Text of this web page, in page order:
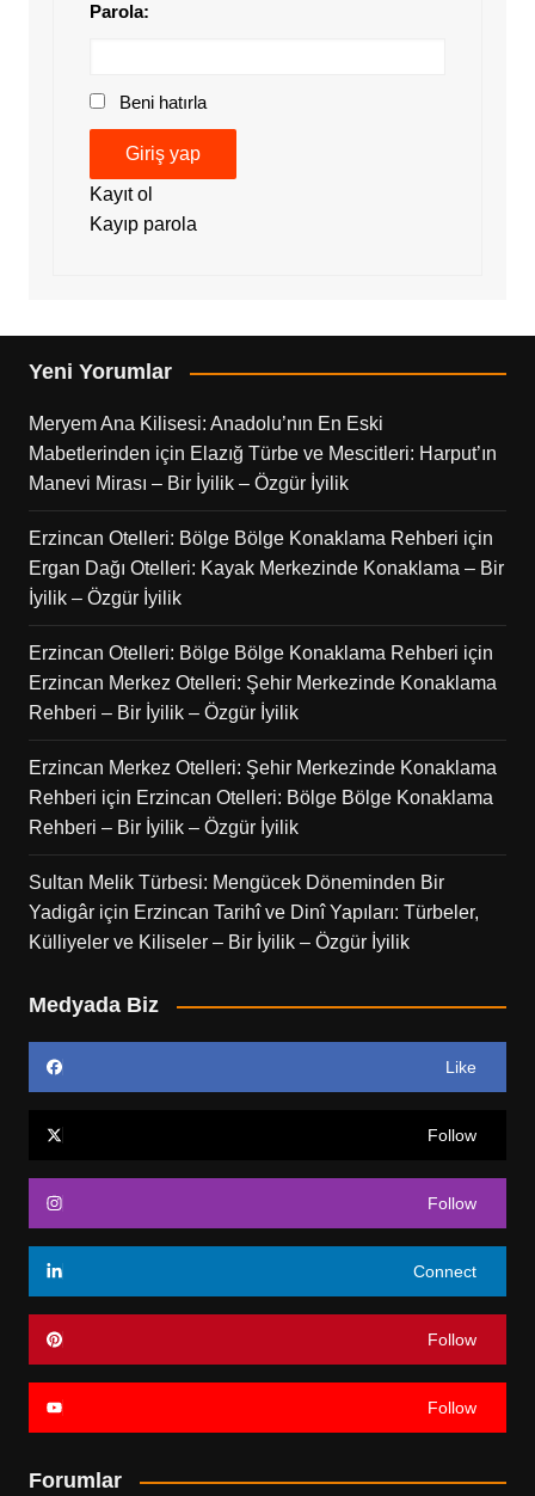
Parola:
Beni hatırla
Giriş yap
Kayıt ol
Kayıp parola
Yeni Yorumlar
Meryem Ana Kilisesi: Anadolu’nın En Eski
Mabetlerinden için Elazığ Türbe ve Mescitleri: Harput’ın
Manevi Mirası – Bir İyilik – Özgür İyilik
Erzincan Otelleri: Bölge Bölge Konaklama Rehberi için
Ergan Dağı Otelleri: Kayak Merkezinde Konaklama – Bir
İyilik – Özgür İyilik
Erzincan Otelleri: Bölge Bölge Konaklama Rehberi için
Erzincan Merkez Otelleri: Şehir Merkezinde Konaklama
Rehberi – Bir İyilik – Özgür İyilik
Erzincan Merkez Otelleri: Şehir Merkezinde Konaklama
Rehberi için Erzincan Otelleri: Bölge Bölge Konaklama
Rehberi – Bir İyilik – Özgür İyilik
Sultan Melik Türbesi: Mengücek Döneminden Bir
Yadigâriçin Erzincan Tarihî ve Dinî Yapıları: Türbeler,
Külliyeler ve Kiliseler – Bir İyilik – Özgür İyilik
Medyada Biz
Like
Follow
Follow
Connect
Follow
Follow
Forumlar